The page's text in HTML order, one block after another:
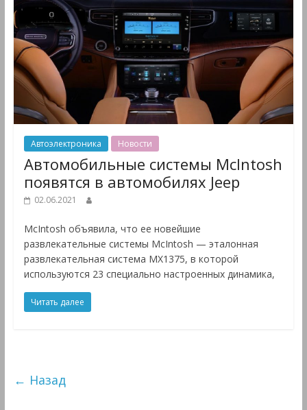
Автоэлектроника Новости
Автомобильные системы McIntosh
появятся в автомобилях Jeep
02.06.2021
McIntosh объявила, что ее новейшие
развлекательные системы McIntosh — эталонная
развлекательная система MX1375, в которой
используются 23 специально настроенных динамика,
Читать далее
← Назад